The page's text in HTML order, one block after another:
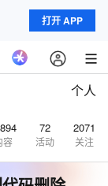
打开 APP
个人
容
72
活动
2071
关注